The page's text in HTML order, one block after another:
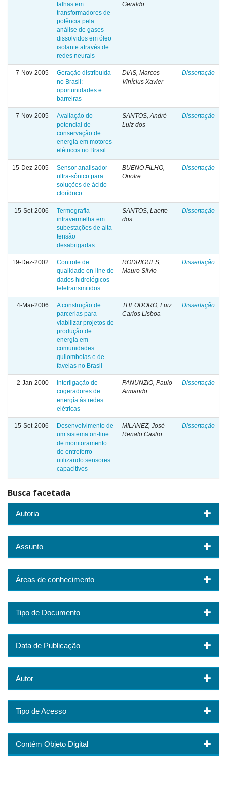
falhas em
transformadores de
potência pela
análise de gases
dissolvidos em óleo
isolante através de
redes neurais
Geraldo
7-Nov-2005
Geração distribuída
no Brasil:
oportunidades e
barreiras
DIAS, Marcos
Vinícius Xavier
Dissertação
7-Nov-2005
Avaliação do
potencial de
conservação de
energia em motores
elétricos no Brasil
SANTOS, André
Luiz dos
Dissertação
15-Dez-2005
Sensor analisador
ultra-sônico para
soluções de ácido
clorídrico
BUENO FILHO,
Onofre
Dissertação
15-Set-2006
Termografia
infravermelha em
subestações de alta
tensão
desabrigadas
SANTOS, Laerte
dos
Dissertação
19-Dez-2002
Controle de
qualidade on-line de
dados hidrológicos
teletransmitidos
RODRIGUES,
Mauro Sílvio
Dissertação
4-Mai-2006
A construção de
parcerias para
viabilizar projetos de
produção de
energia em
comunidades
quilombolas e de
favelas no Brasil
THEODORO, Luiz
Carlos Lisboa
Dissertação
2-Jan-2000
Interligação de
cogeradores de
energia às redes
elétricas
PANUNZIO, Paulo
Armando
Dissertação
15-Set-2006
Desenvolvimento de
um sistema on-line
de monitoramento
de entreferro
utilizando sensores
capacitivos
MILANEZ, José
Renato Castro
Dissertação
Busca facetada
Autoria
Assunto
Áreas de conhecimento
Tipo de Documento
Data de Publicação
Autor
Tipo de Acesso
Contém Objeto Digital